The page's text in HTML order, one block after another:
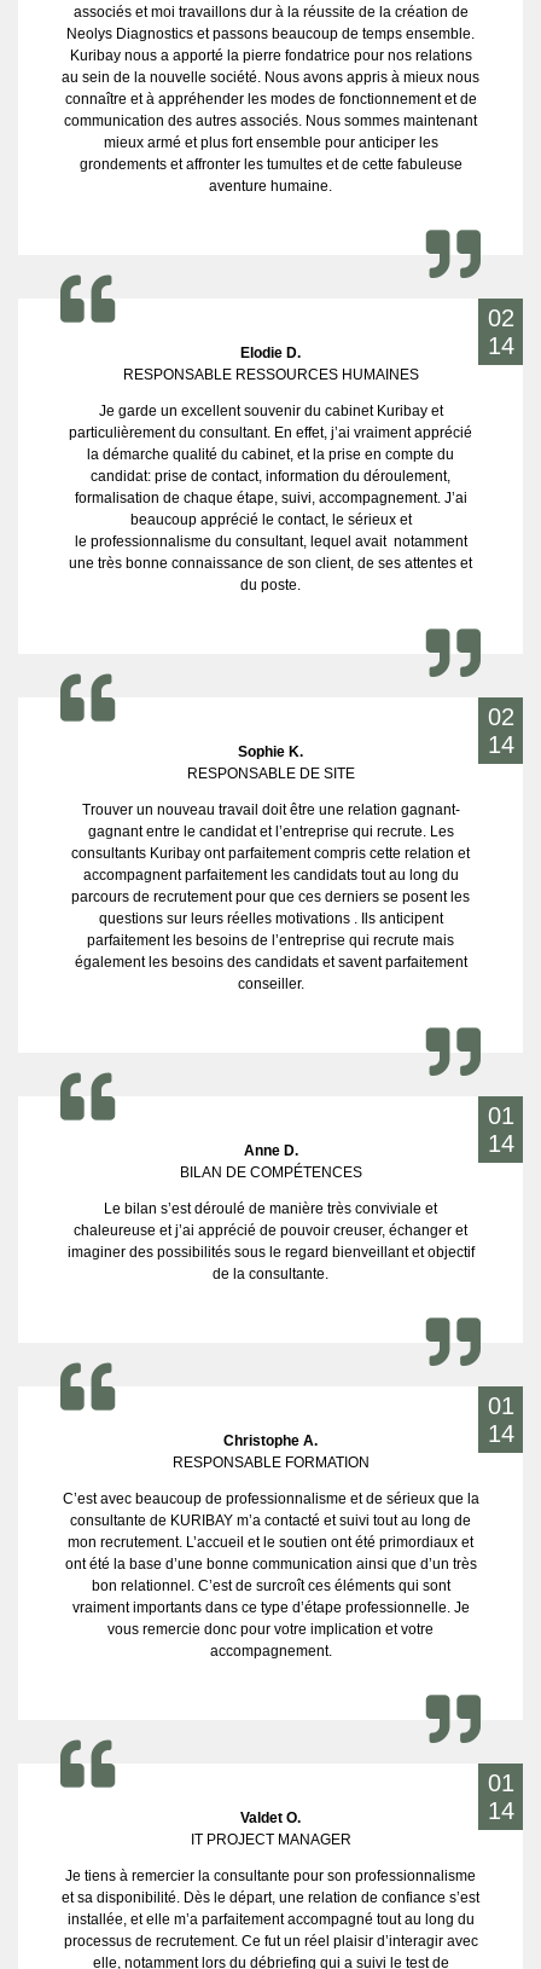
associés et moi travaillons dur à la réussite de la création de
Neolys Diagnostics et passons beaucoup de temps ensemble.
Kuribay nous a apporté la pierre fondatrice pour nos relations
au sein de la nouvelle société. Nous avons appris à mieux nous
connaître et à appréhender les modes de fonctionnement et de
communication des autres associés. Nous sommes maintenant
mieux armé et plus fort ensemble pour anticiper les
grondements et affronter les tumultes et de cette fabuleuse
aventure humaine.
02
14
Elodie D.
RESPONSABLE RESSOURCES HUMAINES
Je garde un excellent souvenir du cabinet Kuribay et
particulièrement du consultant. En effet, j’ai vraiment apprécié
la démarche qualité du cabinet, et la prise en compte du
candidat: prise de contact, information du déroulement,
formalisation de chaque étape, suivi, accompagnement. J’ai
beaucoup apprécié le contact, le sérieux et
le professionnalisme du consultant, lequel avait notamment
une très bonne connaissance de son client, de ses attentes et
du poste.
02
14
Sophie K.
RESPONSABLE DE SITE
Trouver un nouveau travail doit être une relation gagnant-
gagnant entre le candidat et l’entreprise qui recrute. Les
consultants Kuribay ont parfaitement compris cette relation et
accompagnent parfaitement les candidats tout au long du
parcours de recrutement pour que ces derniers se posent les
questions sur leurs réelles motivations . Ils anticipent
parfaitement les besoins de l’entreprise qui recrute mais
également les besoins des candidats et savent parfaitement
conseiller.
01
14
Anne D.
BILAN DE COMPÉTENCES
Le bilan s’est déroulé de manière très conviviale et
chaleureuse et j’ai apprécié de pouvoir creuser, échanger et
imaginer des possibilités sous le regard bienveillant et objectif
de la consultante.
01
14
Christophe A.
RESPONSABLE FORMATION
C’est avec beaucoup de professionnalisme et de sérieux que la
consultante de KURIBAY m’a contacté et suivi tout au long de
mon recrutement. L’accueil et le soutien ont été primordiaux et
ont été la base d’une bonne communication ainsi que d’un très
bon relationnel. C’est de surcroît ces éléments qui sont
vraiment importants dans ce type d’étape professionnelle. Je
vous remercie donc pour votre implication et votre
accompagnement.
01
14
Valdet O.
IT PROJECT MANAGER
Je tiens à remercier la consultante pour son professionnalisme
et sa disponibilité. Dès le départ, une relation de confiance s’est
installée, et elle m’a parfaitement accompagné tout au long du
processus de recrutement. Ce fut un réel plaisir d’interagir avec
elle, notamment lors du débriefing qui a suivi le test de